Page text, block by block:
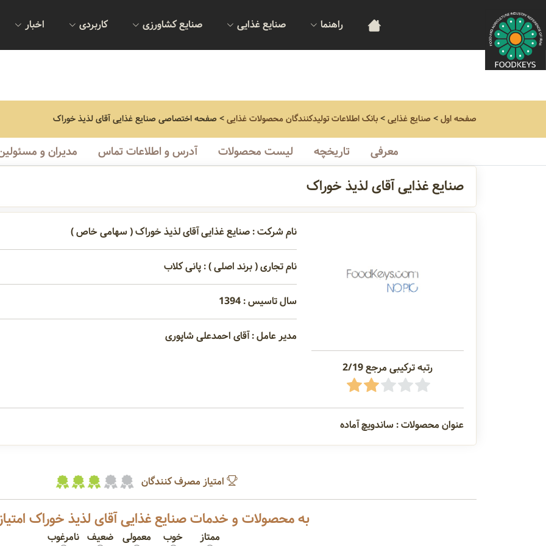
راهنما صنایع غذایی صنایع کشاورزی کاربردی اخبار
صفحه اول> صنایع غذایی>بانک اطلاعات تولیدکنندگان محصولات غذایی> صفحه اختصاصی صنایع غذایی آقای لذیذ خوراک
معرفی تاریخچه لیست محصولات آدرس و اطلاعات تماس مدیران و
صنایع غذایی آقای لذیذ خوراک
رتبه ترکیبی مرجع 2/19
نام شرکت : صنایع غذایی آقای لذیذ خوراک ( سهامی خاص )
نام تجاری ( برند اصلی ) : پانی کلاب
سال تاسیس : 1394
مدیر عامل : آقای احمدعلی شاپوری
عنوان محصولات : ساندویچ آماده
امتیاز مصرف کنندگان
به محصولات و خدمات صنایع غذایی آقای لذیذ خوراک
نامرغوب ضعیف معمولی خوب ممتاز